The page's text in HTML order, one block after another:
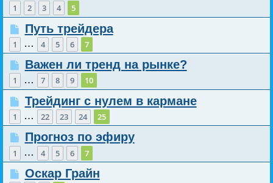
1 2 3 4 5
Путь трейдера
1 … 4 5 6 7
Важен ли тренд на рынке?
1 … 7 8 9 10
Трейдинг с нулем в кармане
1 … 22 23 24 25
Прогноз по эфиру
1 … 4 5 6 7
Оскар Грайн